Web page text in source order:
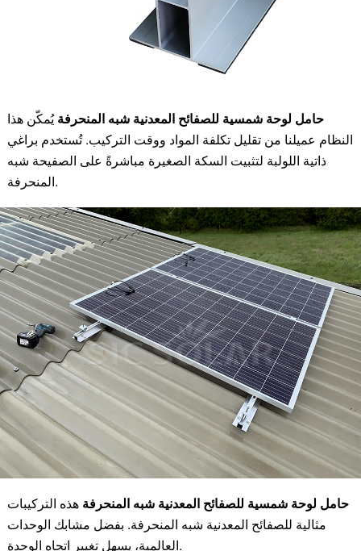
حامل لوحة شمسية للصفائح المعدنية شبه المنحرفةيُمكّن هذا
النظام عميلنا من تقليل تكلفة المواد ووقت التركيب. تُستخدم براغي
ذاتية اللولبة لتثبيت السكة الصغيرة مباشرةً على الصفيحة شبه
المنحرفة.
حامل لوحة شمسية للصفائح المعدنية شبه المنحرفةهذه التركيبات
مثالية للصفائح المعدنية شبه المنحرفة. بفضل مشابك الوحدات
العالمية، يسهل تغيير اتجاه الوحدة.